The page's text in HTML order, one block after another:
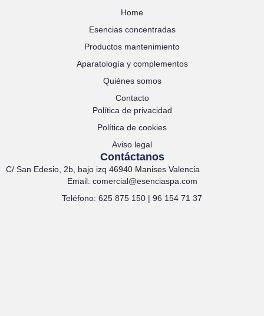
Home
Esencias concentradas
Productos mantenimiento
Aparatología y complementos
Quiénes somos
Contacto
Política de privacidad
Política de cookies
Aviso legal
Contáctanos
C/ San Edesio, 2b, bajo izq 46940 Manises Valencia
Email: comercial@esenciaspa.com
Teléfono: 625 875 150 | 96 154 71 37